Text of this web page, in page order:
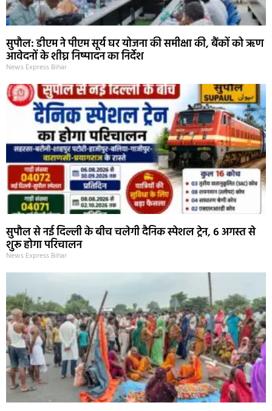
सुपौल: डीएम ने पीएम सूर्य घर योजना की समीक्षा की, बैंकों को ऋण
आवेदनों के शीघ्र निष्पादन का निर्देश
News Express Bihar
सुपौल से नई दिल्ली के बीच चलेगी दैनिक स्पेशल ट्रेन, 6 अगस्त से
शुरू होगा परिचालन
News Express Bihar